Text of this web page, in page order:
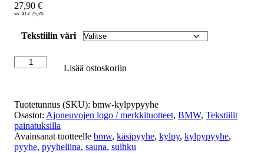
27,90 €
sis. ALV 25,5%
Tekstiilin väri
Lisää ostoskoriin
Tuotetunnus (SKU): bmw-kylpypyyhe
Osastot: Ajoneuvojen logo / merkkituotteet, BMW, Tekstiilit
painatuksilla
Avainsanat tuotteelle bmw, käsipyyhe, kylpy, kylpypyyhe,
pyyhe, pyyheliina, sauna, suihku